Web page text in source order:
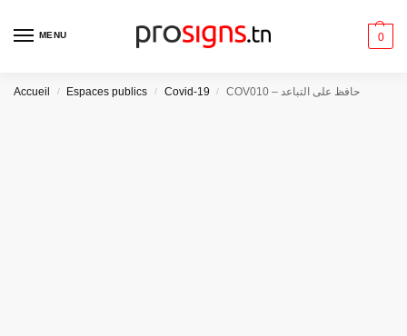
MENU 0
Accueil / Espaces publics / Covid-19 / COV010 – حافظ على التباعد